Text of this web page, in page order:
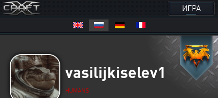
ИГРА
vasilijkiselev1
HUMANS